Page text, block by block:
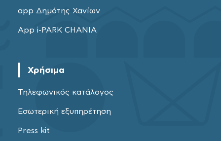
app Δημότης Χανίων
App i-PARK CHANIA
Χρήσιμα
Τηλεφωνικός κατάλογος
Εσωτερική εξυπηρέτηση
Press kit